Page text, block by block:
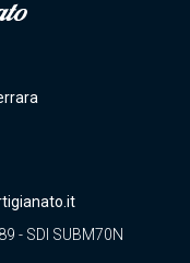
- SDI SUBM70N